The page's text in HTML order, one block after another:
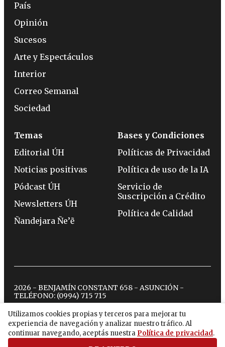
Utilizamos cookies propias y terceros para mejorar tu
experiencia de navegación y analizar nuestro tráfico. Al
continuar navegando, aceptás nuestra Política de privacidad.
País
Opinión
Sucesos
Arte y Espectáculos
Interior
Correo Semanal
Sociedad
Temas
Editorial ÚH
Noticias positivas
Pódcast ÚH
Newsletters ÚH
Ñandejara Ñe’ẽ
Bases y Condiciones
Políticas de Privacidad
Política de uso de la IA
Servicio de
Suscripción a Crédito
Política de Calidad
2026 - BENJAMÍN CONSTANT 658 - ASUNCIÓN -
TELÉFONO: (0994) 715 715
twitterinstagram
facebook
tiktokyoutubespotify